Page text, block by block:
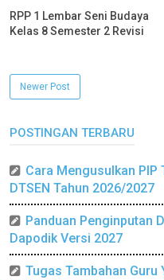
RPP 1 Lembar Seni Budaya
Kelas 8 Semester 2 Revisi
Newer Post
POSTINGAN TERBARU
Cara Mengusulkan PIP
DTSEN Tahun 2026/2027
Panduan Penginputan
Dapodik Versi 2027
Tugas Tambahan Guru